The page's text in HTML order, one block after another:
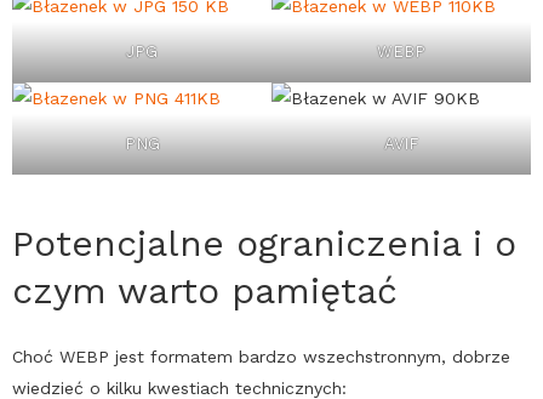
JPG WEBP
PNG AVIF
Potencjalne ograniczenia i o
czym warto pamiętać
Choć WEBP jest formatem bardzo wszechstronnym, dobrze
wiedzieć o kilku kwestiach technicznych: